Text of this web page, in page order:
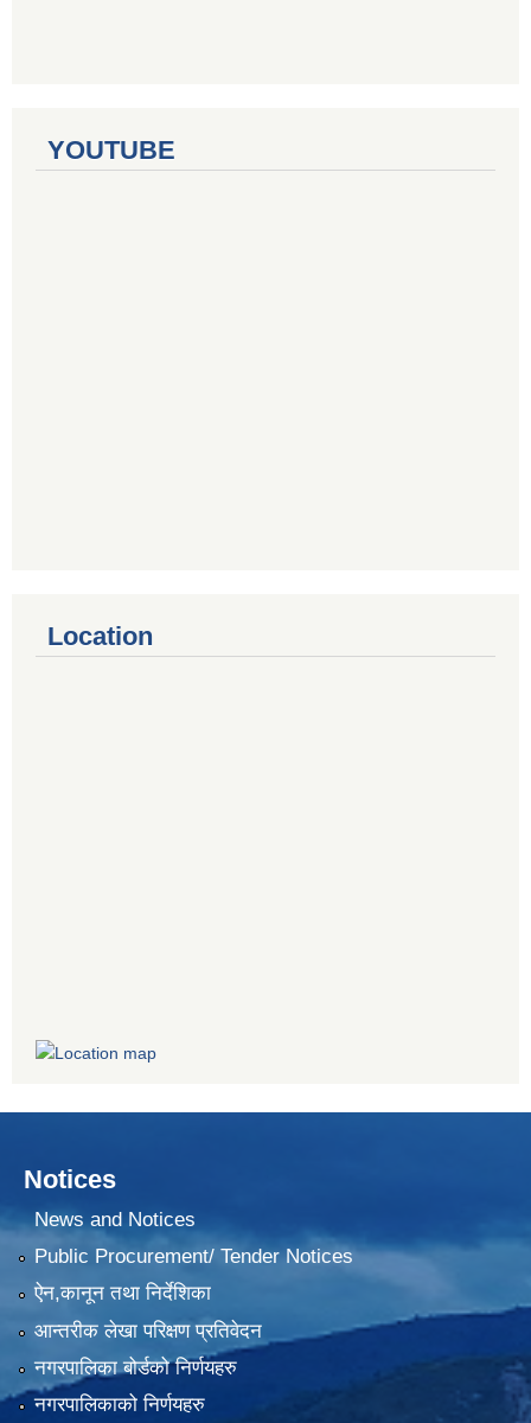
YOUTUBE
Location
Notices
News and Notices
Public Procurement/ Tender Notices
ऐन,कानून तथा निर्देशिका
आन्तरीक लेखा परिक्षण प्रतिवेदन
नगरपालिका बोर्डको निर्णयहरु
नगरपालिकाको निर्णयहरु